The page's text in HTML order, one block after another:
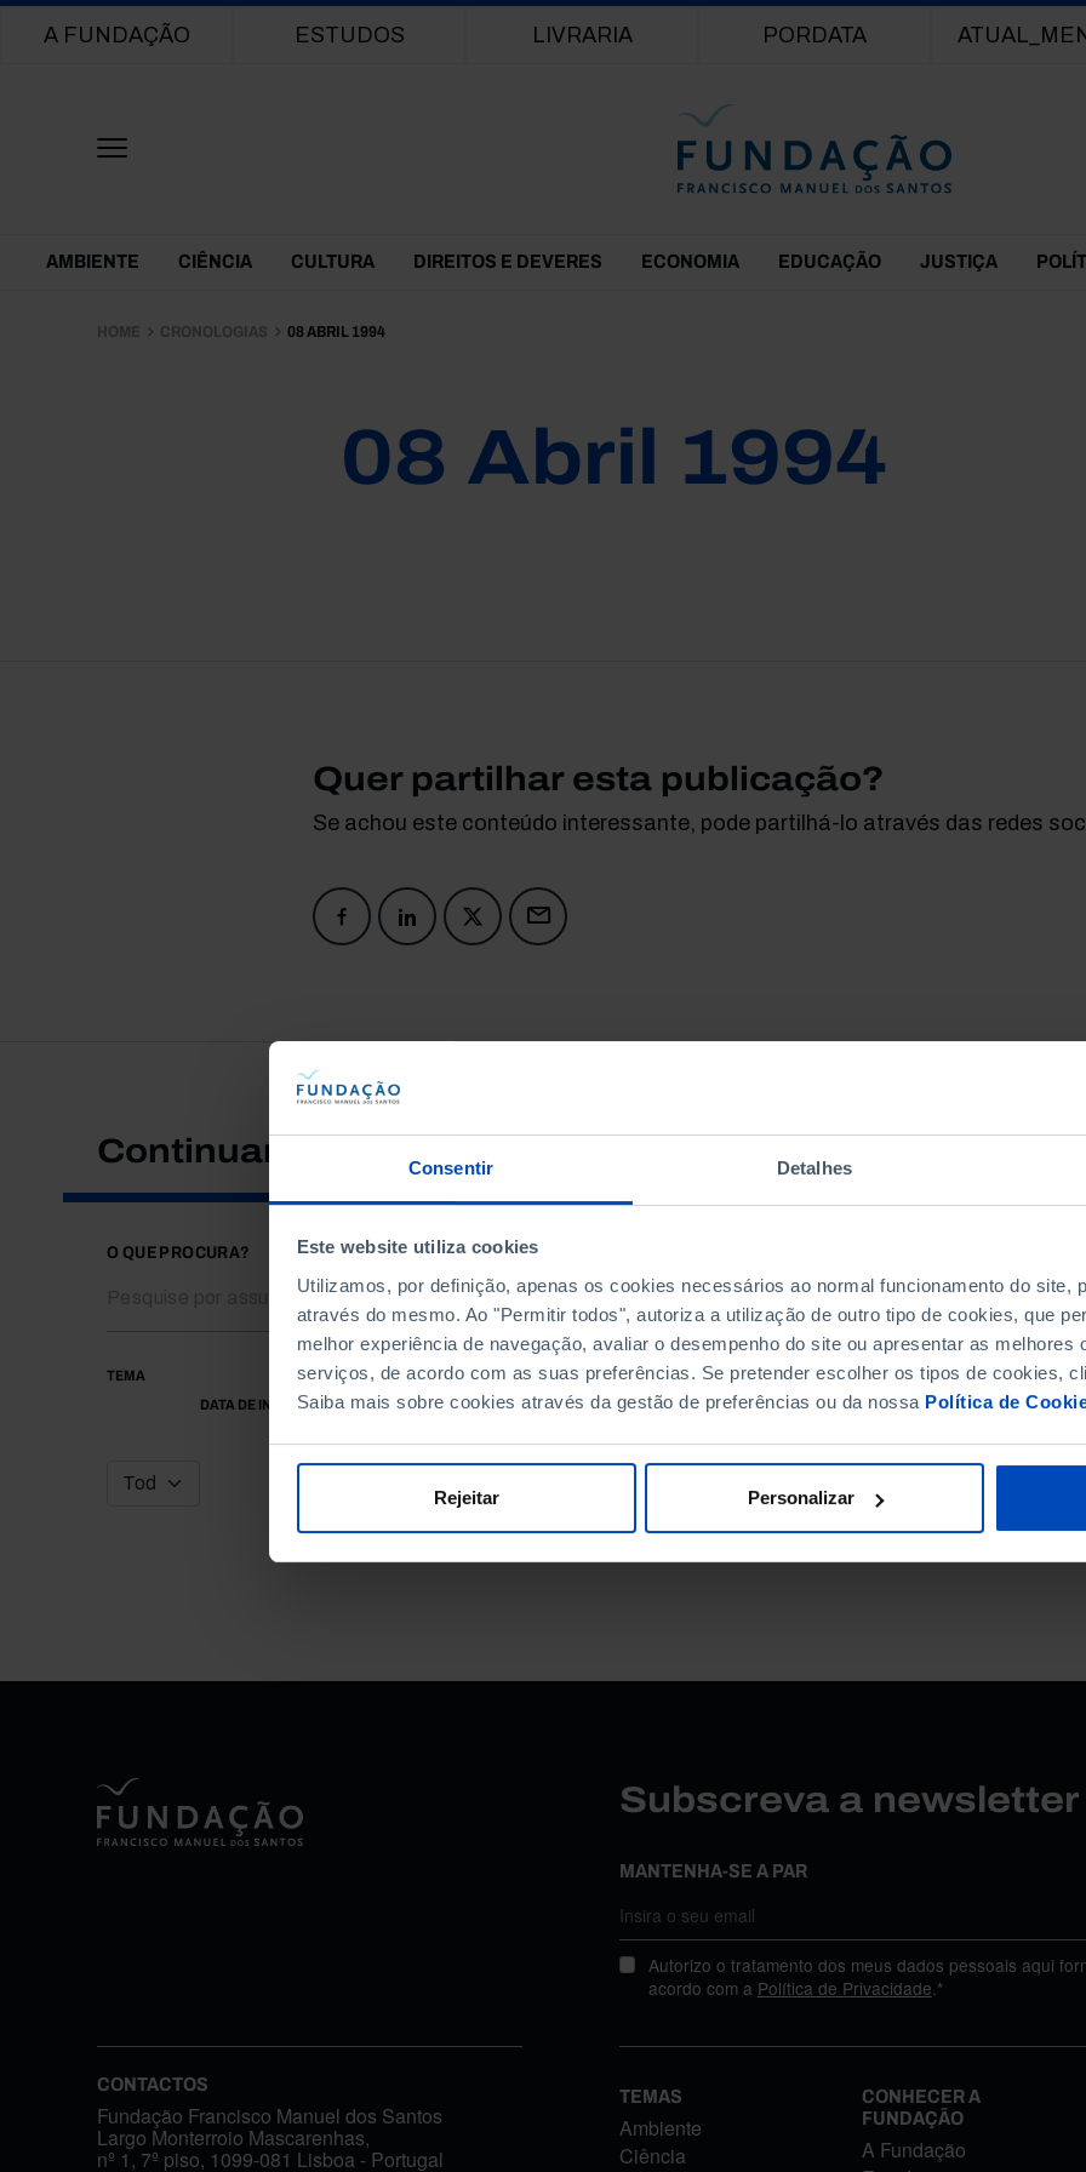
Consentir Detalhes
Este website utiliza cookies
Utilizamos, por definição, apenas os cookies necessários ao normal funcionamento do site,
através do mesmo. Ao "Permitir todos", autoriza a utilização de outro tipo de cookies, que
melhor experiência de navegação, avaliar o desempenho do site ou apresentar as melhores
serviços, de acordo com as suas preferências. Se pretender escolher os tipos de cookies,
Saiba mais sobre cookies através da gestão de preferências ou da nossa Política de
Rejeitar Personalizar
Main navigation
A FUNDAÇÃO ESTUDOS LIVRARIA PORDATA
Themes Menu
AMBIENTE CIÊNCIA CULTURA DIREITOS E DEVERES ECONOMIA EDUCAÇÃO JUSTIÇA
HOME CRONOLOGIAS 08 ABRIL 1994
08 Abril 1994
Quer partilhar esta publicação?
Se achou este conteúdo interessante, pode partilhá-lo através das redes
Continuar a pesquisar
O QUE PROCURA?
TEMA
DATA DE INÍCIO
DATA DE FIM
Subscreva a
MANTENHA-SE A PAR
Autorizo o tratamento dos meus dados pessoais aqui
acordo com a Política de Privacidade.*
CONTACTOS
Fundação Francisco Manuel dos Santos
Largo Monterroio Mascarenhas,
nº 1, 7º piso, 1099-081 Lisboa - Portugal
TEMAS
Ambiente
Ciência
CONHECER A
FUNDAÇÃO
A Fundação